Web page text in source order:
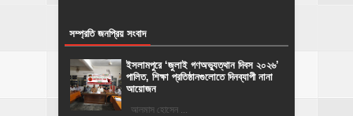
সম্প্রতি জনপ্রিয় সংবাদ
‎ইসলামপুরে ‘জুলাই গণঅভ্যুত্থান দিবস ২০২৬’
পালিত, শিক্ষা প্রতিষ্ঠানগুলোতে দিনব্যাপী নানা
আয়োজন
‎​আলমাস হোসেন ...